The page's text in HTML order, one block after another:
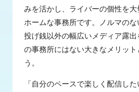
みを活かし、ライバーの個性を大
ホームな事務所です。ノルマのな
投げ銭以外の幅広いメディア露
の事務所にはない大きなメリット
う。
「自分のペースで楽しく配信し